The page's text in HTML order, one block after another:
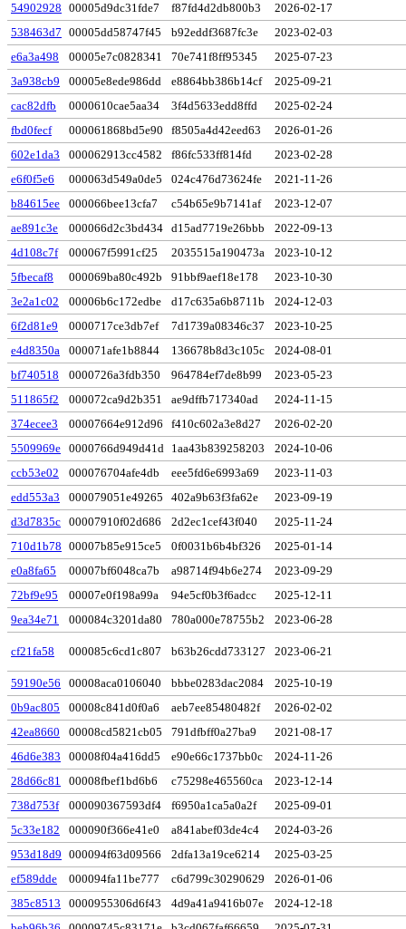
54902928 00005d9dc31fde7 f87fd4d2db800b3
2026-02-17
538463d7 00005dd58747f45 b92eddf3687fc3e
2023-02-03
e6a3a498
00005e7c0828341 70e741f8ff95345
2025-07-23
3a938cb9
00005e8ede986dd e8864bb386b14cf
2025-09-21
cac82dfb
0000610cae5aa34 3f4d5633edd8ffd
2025-02-24
fbd0fecf
000061868bd5e90 f8505a4d42eed63
2026-01-26
602e1da3
000062913cc4582 f86fc533ff814fd
2023-02-28
e6f0f5e6
000063d549a0de5 024c476d73624fe
2021-11-26
b84615ee
000066bee13cfa7 c54b65e9b7141af
2023-12-07
ae891c3e
000066d2c3bd434 d15ad7719e26bbb
2022-09-13
4d108c7f
000067f5991cf25 2035515a190473a
2023-10-12
5fbecaf8
000069ba80c492b 91bbf9aef18e178
2023-10-30
3e2a1c02
00006b6c172edbe d17c635a6b8711b
2024-12-03
6f2d81e9
0000717ce3db7ef 7d1739a08346c37
2023-10-25
e4d8350a
000071afe1b8844 136678b8d3c105c
2024-08-01
bf740518
0000726a3fdb350 964784ef7de8b99
2023-05-23
511865f2
000072ca9d2b351 ae9dffb717340ad
2024-11-15
374ecee3
00007664e912d96 f410c602a3e8d27
2026-02-20
5509969e 0000766d949d41d 1aa43b839258203
2024-10-06
ccb53e02
000076704afe4db eee5fd6e6993a69
2023-11-03
edd553a3
000079051e49265 402a9b63f3fa62e
2023-09-19
d3d7835c 00007910f02d686 2d2ec1cef43f040
2025-11-24
710d1b78 00007b85e915ce5 0f0031b6b4bf326
2025-01-14
e0a8fa65
00007bf6048ca7b a98714f94b6e274
2023-09-29
72bf9e95
00007e0f198a99a 94e5cf0b3f6adcc
2025-12-11
9ea34e71
000084c3201da80 780a000e78755b2 2023-06-28
cf21fa58 000085c6cd1c807 b63b26cdd733127 2023-06-21
59190e56 00008aca0106040 bbbe0283dac2084
2025-10-19
0b9ac805
00008c841d0f0a6 aeb7ee85480482f
2026-02-02
42ea8660
00008cd5821cb05 791dfbff0a27ba9
2021-08-17
46d6e383
00008f04a416dd5 e90e66c1737bb0c
2024-11-26
28d66c81
00008fbef1bd6b6 c75298e465560ca
2023-12-14
738d753f
000090367593df4 f6950a1ca5a0a2f
2025-09-01
5c33e182
000090f366e41e0 a841abef03de4c4
2024-03-26
953d18d9 000094f63d09566 2dfa13a19ce6214
2025-03-25
ef589dde
000094fa11be777 c6d799c30290629
2026-01-06
385c8513
0000955306d6f43 4d9a41a9416b07e
2024-12-18